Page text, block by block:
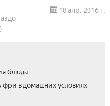
18 апр. 2016 г.
блюда
фри в домашних условиях